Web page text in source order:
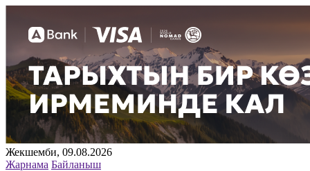
Жекшемби, 09.08.2026
Жарнама Байланыш